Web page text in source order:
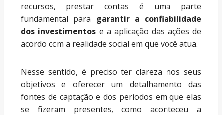
recursos, prestar contas é uma parte
fundamental para garantir a confiabilidade
dos investimentos e a aplicação das ações de
acordo com a realidade social em que você atua.
Nesse sentido, é preciso ter clareza nos seus
objetivos e oferecer um detalhamento das
fontes de captação e dos períodos em que elas
se fizeram presentes, como aconteceu a